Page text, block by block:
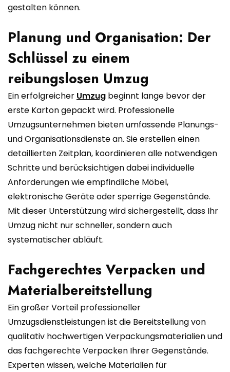
gestalten können.
Planung und Organisation: Der
Schlüssel zu einem
reibungslosen Umzug
Ein erfolgreicher Umzug beginnt lange bevor der
erste Karton gepackt wird. Professionelle
Umzugsunternehmen bieten umfassende Planungs-
und Organisationsdienste an. Sie erstellen einen
detaillierten Zeitplan, koordinieren alle notwendigen
Schritte und berücksichtigen dabei individuelle
Anforderungen wie empfindliche Möbel,
elektronische Geräte oder sperrige Gegenstände.
Mit dieser Unterstützung wird sichergestellt, dass Ihr
Umzug nicht nur schneller, sondern auch
systematischer abläuft.
Fachgerechtes Verpacken und
Materialbereitstellung
Ein großer Vorteil professioneller
Umzugsdienstleistungen ist die Bereitstellung von
qualitativ hochwertigen Verpackungsmaterialien und
das fachgerechte Verpacken Ihrer Gegenstände.
Experten wissen, welche Materialien für